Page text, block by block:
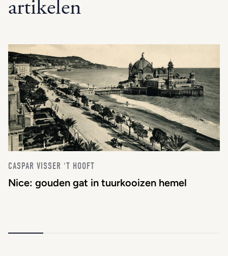
artikelen
CASPAR VISSER 'T HOOFT
Nice: gouden gat in tuurkooizen hemel